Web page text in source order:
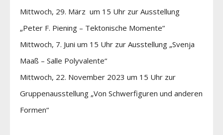
Mittwoch, 29. März um 15 Uhr zur Ausstellung
„Peter F. Piening – Tektonische Momente“
Mittwoch, 7. Juni um 15 Uhr zur Ausstellung „Svenja
Maaß – Salle Polyvalente“
Mittwoch, 22. November 2023 um 15 Uhr zur
Gruppenausstellung „Von Schwerfiguren und anderen
Formen“